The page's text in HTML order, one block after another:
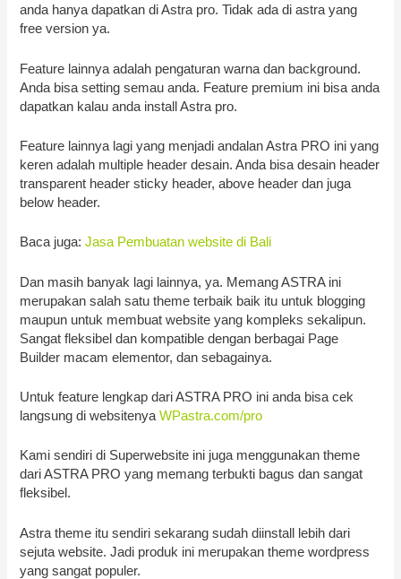
anda hanya dapatkan di Astra pro. Tidak ada di astra yang
free version ya.
Feature lainnya adalah pengaturan warna dan background.
Anda bisa setting semau anda. Feature premium ini bisa anda
dapatkan kalau anda install Astra pro.
Feature lainnya lagi yang menjadi andalan Astra PRO ini yang
keren adalah multiple header desain. Anda bisa desain header
transparent header sticky header, above header dan juga
below header.
Baca juga:Jasa Pembuatan website di Bali
Dan masih banyak lagi lainnya, ya. Memang ASTRA ini
merupakan salah satu theme terbaik baik itu untuk blogging
maupun untuk membuat website yang kompleks sekalipun.
Sangat fleksibel dan kompatible dengan berbagai Page
Builder macam elementor, dan sebagainya.
Untuk feature lengkap dari ASTRA PRO ini anda bisa cek
langsung di websitenyaWPastra.com/pro
Kami sendiri di Superwebsite ini juga menggunakan theme
dari ASTRA PRO yang memang terbukti bagus dan sangat
fleksibel.
Astra theme itu sendiri sekarang sudah diinstall lebih dari
sejuta website. Jadi produk ini merupakan theme wordpress
yang sangat populer.